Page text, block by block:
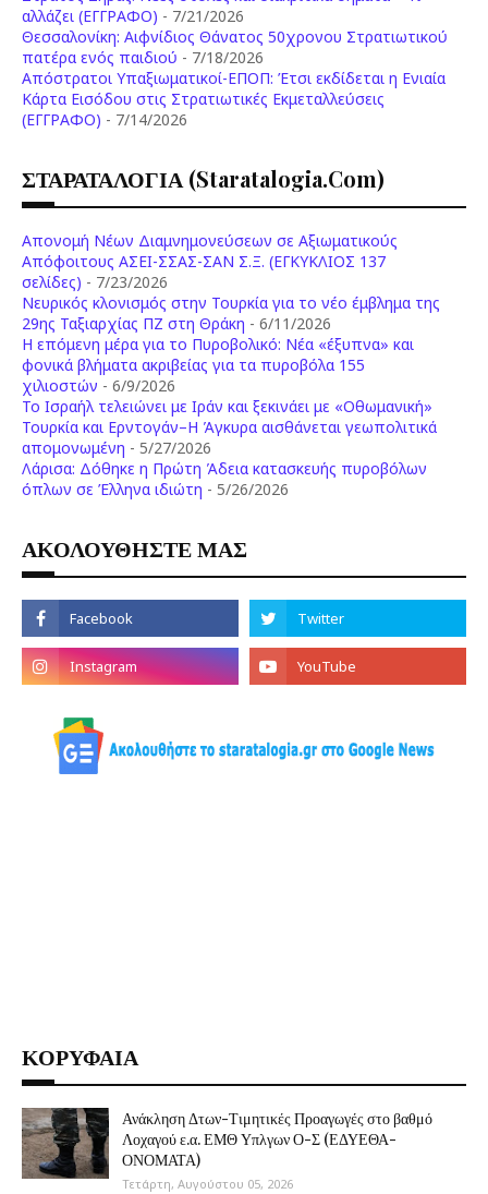
αλλάζει (ΕΓΓΡΑΦΟ) - 7/21/2026
Θεσσαλονίκη: Αιφνίδιος Θάνατος 50χρονου Στρατιωτικού
πατέρα ενός παιδιού - 7/18/2026
Απόστρατοι Υπαξιωματικοί-ΕΠΟΠ: Έτσι εκδίδεται η Ενιαία
Κάρτα Εισόδου στις Στρατιωτικές Εκμεταλλεύσεις
(ΕΓΓΡΑΦΟ) - 7/14/2026
ΣΤΑΡΑΤΑΛΟΓΙΑ (staratalogia.com)
Απονομή Νέων Διαμνημονεύσεων σε Αξιωματικούς
Απόφοιτους ΑΣΕΙ-ΣΣΑΣ-ΣΑΝ Σ.Ξ. (ΕΓΚΥΚΛΙΟΣ 137
σελίδες) - 7/23/2026
Νευρικός κλονισμός στην Τουρκία για το νέο έμβλημα της
29ης Ταξιαρχίας ΠΖ στη Θράκη - 6/11/2026
Η επόμενη μέρα για το Πυροβολικό: Νέα «έξυπνα» και
φονικά βλήματα ακριβείας για τα πυροβόλα 155
χιλιοστών - 6/9/2026
Το Ισραήλ τελειώνει με Ιράν και ξεκινάει με «Οθωμανική»
Τουρκία και Ερντογάν–Η Άγκυρα αισθάνεται γεωπολιτικά
απομονωμένη - 5/27/2026
Λάρισα: Δόθηκε η Πρώτη Άδεια κατασκευής πυροβόλων
όπλων σε Έλληνα ιδιώτη - 5/26/2026
ΑΚΟΛΟΥΘΗΣΤΕ ΜΑΣ
ΚΟΡΥΦΑΙΑ
Ανάκληση Δτων-Τιμητικές Προαγωγές στο βαθμό
Λοχαγού ε.α. ΕΜΘ Υπλγων Ο-Σ (ΕΔΥΕΘΑ-
ΟΝΟΜΑΤΑ)
Τετάρτη, Αυγούστου 05, 2026